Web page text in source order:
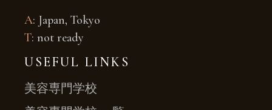
A: Japan, Tokyo
T: not ready
USEFUL LINKS
美容専門学校